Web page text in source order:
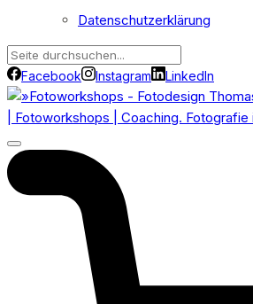
Datenschutzerklärung
Facebook Instagram LinkedIn